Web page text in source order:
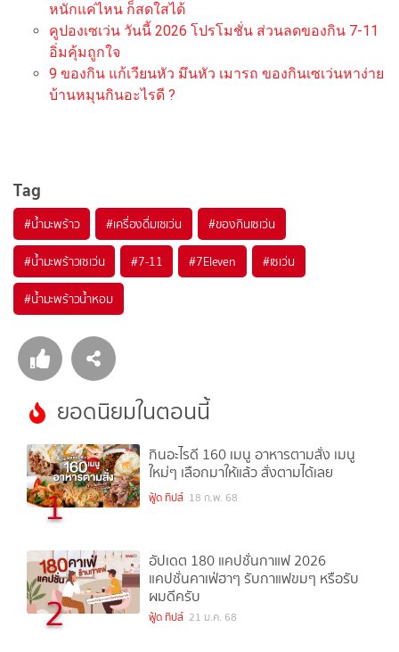
หนักแค่ไหน ก็สดใสได้
คูปองเซเว่น วันนี้ 2026 โปรโมชั่น ส่วนลดของกิน 7-11
อิ่มคุ้มถูกใจ
9 ของกิน แก้เวียนหัว มึนหัว เมารถ ของกินเซเว่นหาง่าย
บ้านหมุนกินอะไรดี ?
Tag
#น้ำมะพร้าว #เครื่องดื่มเซเว่น #ของกินเซเว่น
#น้ำมะพร้าวเซเว่น #7-11 #7Eleven #เซเว่น
#น้ำมะพร้าวน้ำหอม
ยอดนิยมในตอนนี้
1
กินอะไรดี 160 เมนู อาหารตามสั่ง เมนู
ใหม่ๆ เลือกมาให้แล้ว สั่งตามได้เลย
ฟู้ด ทิปส์ 18 ก.พ. 68
2
อัปเดต 180 แคปชั่นกาแฟ 2026
แคปชั่นคาเฟ่ฮาๆ รับกาแฟขมๆ หรือรับ
ผมดีครับ
ฟู้ด ทิปส์ 21 ม.ค. 68